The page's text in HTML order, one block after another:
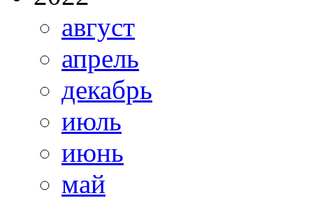
август
апрель
декабрь
июль
июнь
май